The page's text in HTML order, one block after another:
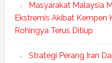
Masyarakat Malaysia
Ekstremis Akibat Kempen
Rohingya Terus Ditiup
Strategi Perang Iran